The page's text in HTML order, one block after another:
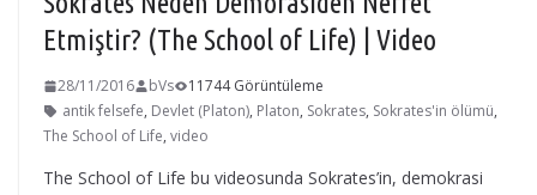
Etmiştir? (The School of Life) | Video
28/11/2016 bVs
11744 Görüntüleme
antik felsefe, Devlet (Platon), Platon, Sokrates, Sokrates'in ölümü,
The School of Life, video
The School of Life bu videosunda Sokrates’in, demokrasi